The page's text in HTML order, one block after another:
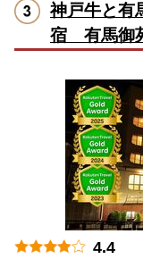
神戸牛と
宿 有馬御
4.4